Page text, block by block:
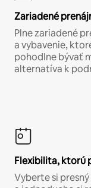
Zariadené
Plne zariadené
a vybavenie,
pohodlne bývať
alternatíva k
Flexibilita, ktorú
Vyberte si